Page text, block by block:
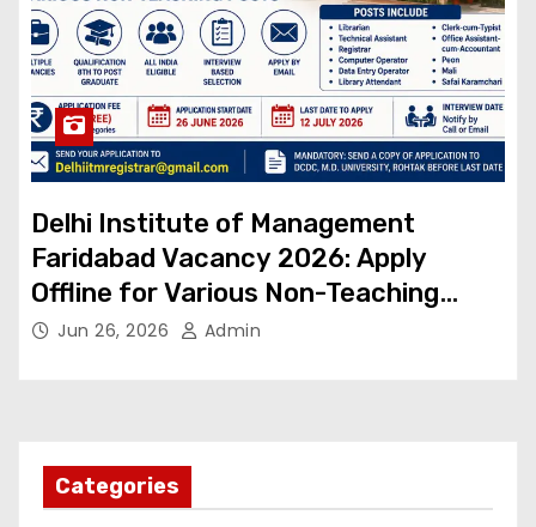
Delhi Institute of Management
Faridabad Vacancy 2026: Apply
Offline for Various Non-Teaching
Posts | No Application Fee
Jun 26, 2026 Admin
Categories